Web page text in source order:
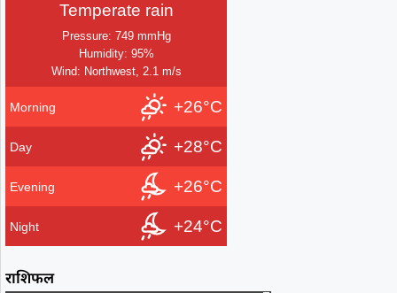
Temperate rain
Pressure: 749 mmHg
Humidity: 95%
Wind: Northwest, 2.1 m/s
Morning +26°C
Day +28°C
Evening +26°C
Night +24°C
राशिफल